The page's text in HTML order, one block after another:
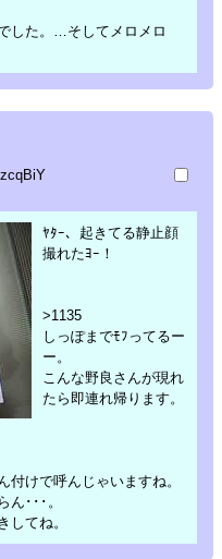
した。…そしてメロメロ
ﾔﾀｰ、起きてる静止顔
撮れたﾖｰ！
>1135
しっぽまでﾓﾌってるー
ー。
こんな野良さんが現れ
たら即連れ帰ります。
付けで呼んじゃいますね。
ん･･･。
してね。